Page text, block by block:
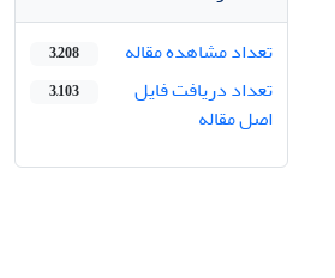
تعداد مشاهده مقاله
3,208
تعداد دریافت فایل
اصل مقاله
3,103